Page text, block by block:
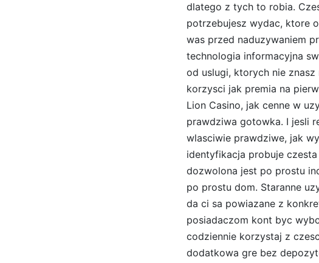
dlatego z tych to robia.
potrzebujesz wydac, ktore
was przed naduzywaniem
technologia informacyjna
od uslugi, ktorych nie
korzysci jak premia na
Lion Casino, jak cenne w
prawdziwa gotowka. I jesli
wlasciwie prawdziwe, jak
identyfikacja probuje
dozwolona jest po prostu
po prostu dom. Staranne
da ci sa powiazane z
posiadaczom kont byc
codziennie korzystaj z
dodatkowa gre bez